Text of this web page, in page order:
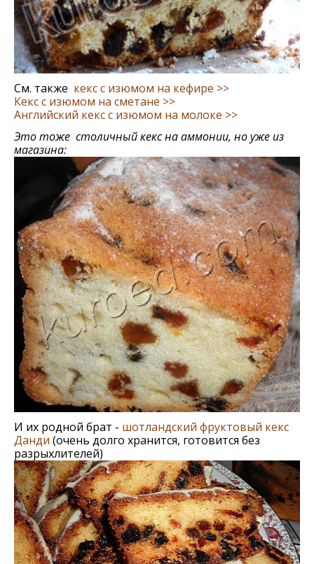
См. также кекс с изюмом на кефире >>
Кекс с изюмом на сметане >>
Английский кекс с изюмом на молоке >>
Это тоже столичный кекс на аммонии, но уже из
магазина:
И их родной брат - шотландский фруктовый кекс
Данди (очень долго хранится, готовится без
разрыхлителей)